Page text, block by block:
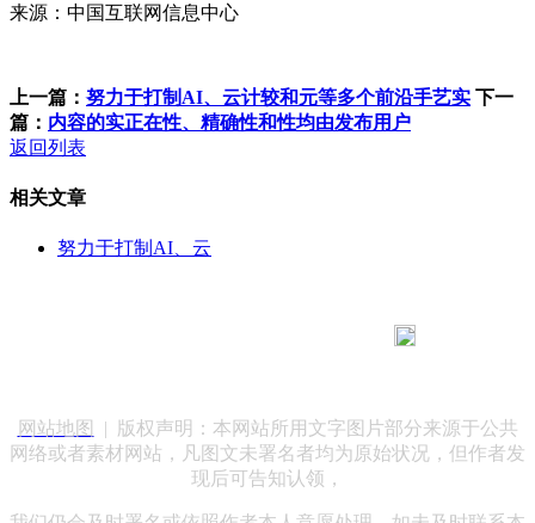
来源：中国互联网信息中心
上一篇：努力于打制AI、云计较和元等多个前沿手艺实 下一
篇： 内容的实正在性、精确性和性均由发布用户
返回列表
相关文章
努力于打制AI、云
网站地图
| 版权声明：本网站所用文字图片部分来源于公共
网络或者素材网站，凡图文未署名者均为原始状况，但作者发
现后可告知认领，